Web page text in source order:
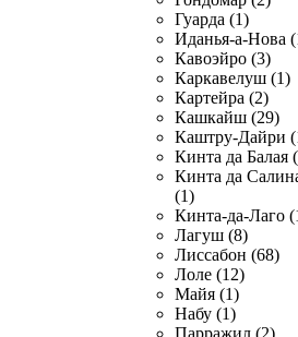
Гуарда (1)
Иданья-а-Нова
Кавоэйро (3)
Каркавелуш (1)
Картейра (2)
Кашкайш (29)
Каштру-Дайри
Кинта да Балая
Кинта да
(1)
Кинта-да-Лаго
Лагуш (8)
Лиссабон (68)
Лоле (12)
Майя (1)
Набу (1)
Парражил (2)